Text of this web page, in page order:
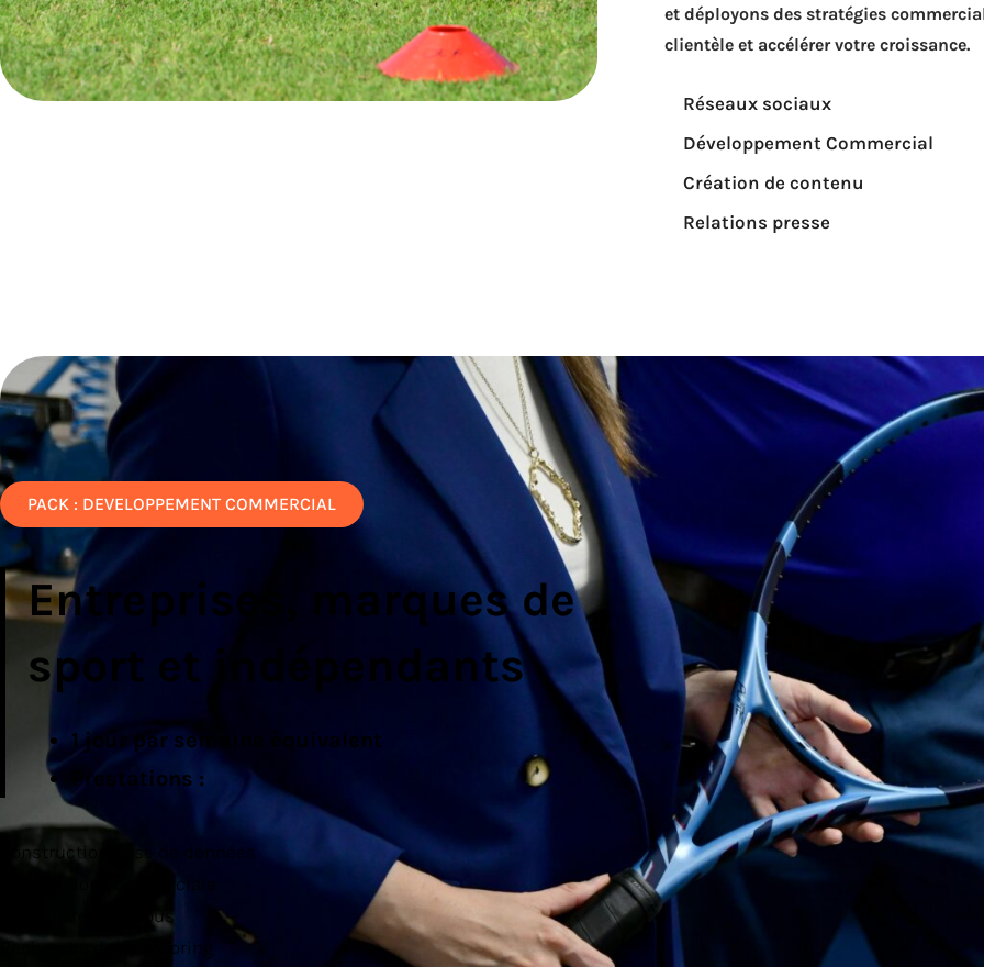
et déployons des stratégies
clientèle et accélérer votre croissance.
Réseaux sociaux
Développement Commercial
Création de contenu
Relations presse
PACK : DEVELOPPEMENT COMMERCIAL
Entreprises, marques de
sport et indépendants
1 jour par semaine équivalent
Prestations :
Construction base de données
Prospection commerciale
Prise de rendez-vous
Recherche de sponsoring